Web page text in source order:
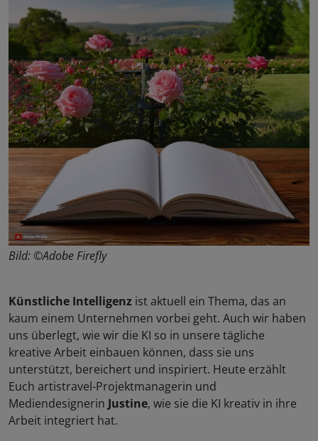
Bild: ©Adobe Firefly
Künstliche Intelligenz ist aktuell ein Thema, das an
kaum einem Unternehmen vorbei geht. Auch wir haben
uns überlegt, wie wir die KI so in unsere tägliche
kreative Arbeit einbauen können, dass sie uns
unterstützt, bereichert und inspiriert. Heute erzählt
Euch artistravel-Projektmanagerin und
Mediendesignerin Justine, wie sie die KI kreativ in ihre
Arbeit integriert hat.